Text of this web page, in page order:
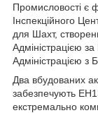
Промисловості є
Інспекційного
для Шахт,
Адміністрацією
Адміністрацією з
Два вбудованих
забезпечують
екстремально